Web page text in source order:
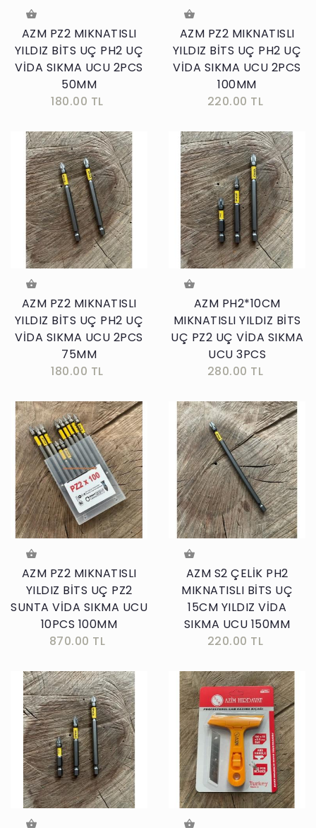
AZM PZ2 MIKNATISLI
YILDIZ BİTS UÇ PH2 UÇ
VİDA SIKMA UCU 2PCS
50MM
180.00 TL
AZM PZ2 MIKNATISLI
YILDIZ BİTS UÇ PH2 UÇ
VİDA SIKMA UCU 2PCS
100MM
220.00 TL
AZM PZ2 MIKNATISLI
YILDIZ BİTS UÇ PH2 UÇ
VİDA SIKMA UCU 2PCS
75MM
180.00 TL
AZM PH2*10CM
MIKNATISLI YILDIZ BİTS
UÇ PZ2 UÇ VİDA SIKMA
UCU 3PCS
280.00 TL
AZM PZ2 MIKNATISLI
YILDIZ BİTS UÇ PZ2
SUNTA VİDA SIKMA UCU
10PCS 100MM
870.00 TL
AZM S2 ÇELİK PH2
MIKNATISLI BİTS UÇ
15CM YILDIZ VİDA
SIKMA UCU 150MM
220.00 TL